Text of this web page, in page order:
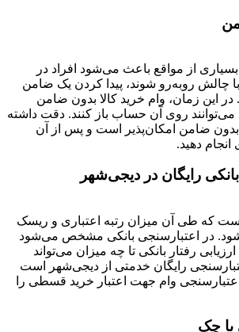
از مواقع باعث می‌شود افراد در
چالش روبه‌رو شوند، پیدا کردن یک ضامن
این زمان، وام خرید کالا بدون ضامن
می‌توانند روی آن حساب باز کنند. دقت داشته
بدون ضامن امکان‌پذیر است و پس از آن
انجام دهید.
رایگان در دیجی‌شهر
که طی آن میزان رتبه اعتباری و ریسک
در اعتبارسنجی بانکی مشخص می‌شود
رفتار بانکی تا چه میزان می‌تواند
رایگان خدمتی از دیجی‌شهر است
وام جهت اعتبار خرید قسطی را
چک